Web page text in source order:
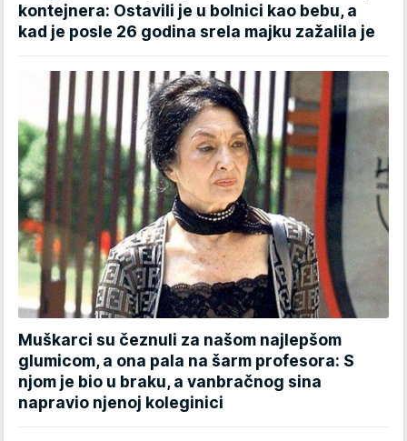
kontejnera: Ostavili je u bolnici kao bebu, a
kad je posle 26 godina srela majku zažalila je
Muškarci su čeznuli za našom najlepšom
glumicom, a ona pala na šarm profesora: S
njom je bio u braku, a vanbračnog sina
napravio njenoj koleginici